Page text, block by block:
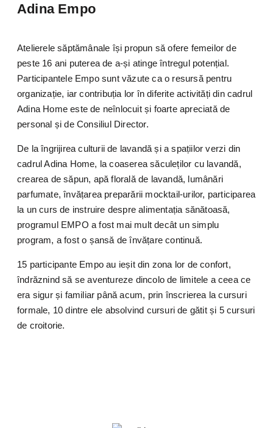
Adina Empo
Atelierele săptămânale își propun să ofere femeilor de
peste 16 ani puterea de a-și atinge întregul potențial.
Participantele Empo sunt văzute ca o resursă pentru
organizație, iar contribuția lor în diferite activități din cadrul
Adina Home este de neînlocuit și foarte apreciată de
personal și de Consiliul Director.
De la îngrijirea culturii de lavandă și a spațiilor verzi din
cadrul Adina Home, la coaserea săculeților cu lavandă,
crearea de săpun, apă florală de lavandă, lumânări
parfumate, învățarea preparării mocktail-urilor, participarea
la un curs de instruire despre alimentația sănătoasă,
programul EMPO a fost mai mult decât un simplu
program, a fost o șansă de învățare continuă.
15 participante Empo au ieșit din zona lor de confort,
îndrăznind să se aventureze dincolo de limitele a ceea ce
era sigur și familiar până acum, prin înscrierea la cursuri
formale, 10 dintre ele absolvind cursuri de gătit și 5 cursuri
de croitorie.